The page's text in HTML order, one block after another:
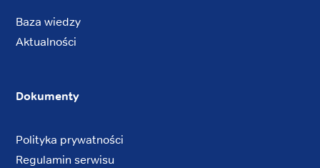
Baza wiedzy
Aktualności
Dokumenty
Polityka prywatności
Regulamin serwisu